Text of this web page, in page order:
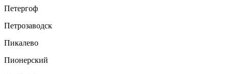
Петергоф
Петрозаводск
Пикалево
Пионерский